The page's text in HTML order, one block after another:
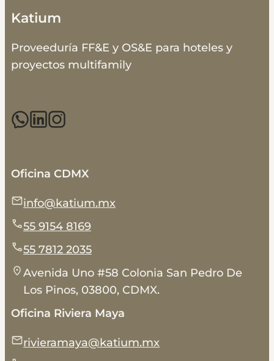
Katium
Proveeduría FF&E y OS&E para hoteles y
proyectos multifamily
Oficina CDMX
info@katium.mx
55 9154 8169
55 7812 2035
Avenida Uno #58 Colonia San Pedro De
Los Pinos, 03800, CDMX.
Oficina Riviera Maya
rivieramaya@katium.mx